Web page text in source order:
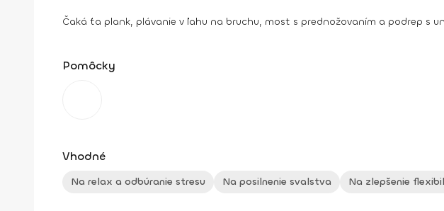
Čaká ťa plank, plávanie v ľahu na bruchu, most s prednožovaním a podrep s
Pomôcky
Vhodné
Na relax a odbúranie stresu Na posilnenie svalstva Na zlepšenie